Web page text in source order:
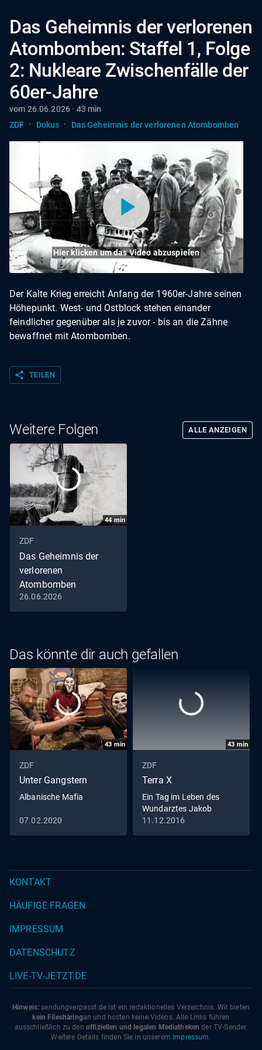
Das Geheimnis der verlorenen
Atombomben: Staffel 1, Folge
2: Nukleare Zwischenfälle der
60er-Jahre
vom 26.06.2026 · 43 min
ZDF · Dokus · Das Geheimnis der verlorenen Atombomben
Hier klicken um das Video abzuspielen
Der Kalte Krieg erreicht Anfang der 1960er-Jahre seinen
Höhepunkt. West- und Ostblock stehen einander
feindlicher gegenüber als je zuvor - bis an die Zähne
bewaffnet mit Atombomben.
share TEILEN
Weitere Folgen ALLE ANZEIGEN
44 min
ZDF
Das Geheimnis der
verlorenen
Atombomben
Staffel 1, Folge 1:
Nukleare Zwischenfälle
26.06.2026
Das könnte dir auch gefallen
43 min
ZDF
Unter Gangstern
Albanische Mafia
07.02.2020
43 min
ZDF
Terra X
Ein Tag im Leben des
Wundarztes Jakob
Althaus im Jahr 1454
11.12.2016
KONTAKT
HÄUFIGE FRAGEN
IMPRESSUM
DATENSCHUTZ
LIVE-TV-JETZT.DE
Hinweis: sendungverpasst.de ist ein redaktionelles Verzeichnis. Wir bieten
kein Filesharingan und hosten keine Videos. Alle Links führen
ausschließlich zu den offiziellen und legalen Mediatheken der TV-Sender.
Weitere Details finden Sie in unserem Impressum.